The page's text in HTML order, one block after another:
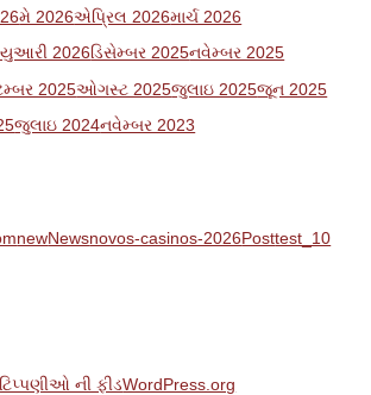
મે 2026એપ્રિલ 2026માર્ચ 2026
2026ડિસેમ્બર 2025નવેમ્બર 2025
2025ઓગસ્ટ 2025જુલાઇ 2025જૂન 2025
જુલાઇ 2024નવેમ્બર 2023
newNewsnovos-casinos-2026 Posttest_10
ટિપ્પણીઓ ની ફીડWordPress.org